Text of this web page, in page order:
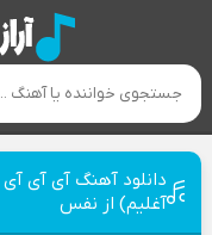
دانلود آهنگ آی آی
آغلیم) از نفس